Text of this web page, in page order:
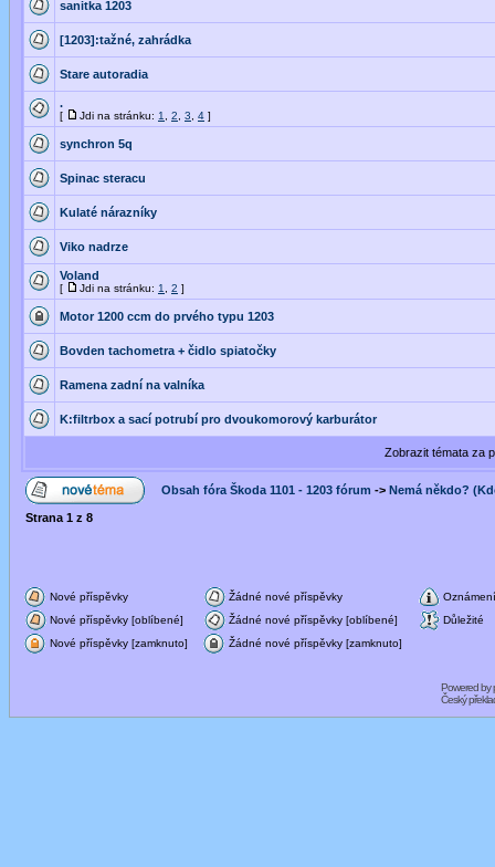
sanitka 1203
[1203]:tažné, zahrádka
Stare autoradia
.
[ Jdi na stránku: 1 2 3 4 ]
synchron 5q
Spinac steracu
Kulaté nárazníky
Viko nadrze
Voland
[ Jdi na stránku: 1 2 ]
Motor 1200 ccm do prvého typu 1203
Bovden tachometra + čidlo spiatočky
Ramena zadní na valníka
K:filtrbox a sací potrubí pro dvoukomorový karburátor
Zobrazit témata za
Obsah fóra Škoda 1101 - 1203 fórum -> Nemá někdo?
Strana 1 z 8
Nové příspěvky Žádné nové příspěvky
Oznámení
Nové příspěvky [oblíbené]
Žádné nové příspěvky [oblíbené]
Důležité
Nové příspěvky [zamknuto]
Žádné nové příspěvky [zamknuto]
Powered by
Český